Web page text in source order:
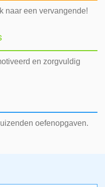
naar een vervangende!
en zorgvuldig
oefenopgaven.